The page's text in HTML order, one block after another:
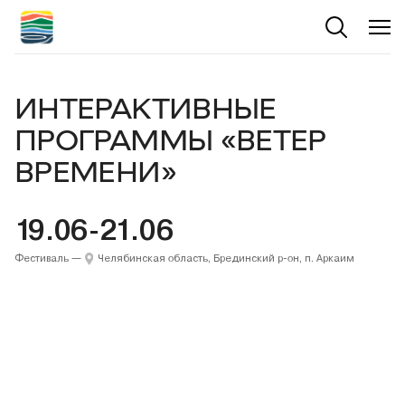
ИНТЕРАКТИВНЫЕ
ПРОГРАММЫ «ВЕТЕР
ВРЕМЕНИ»
19.06-21.06
Фестиваль — Челябинская область, Брединский р-он, п. Аркаим